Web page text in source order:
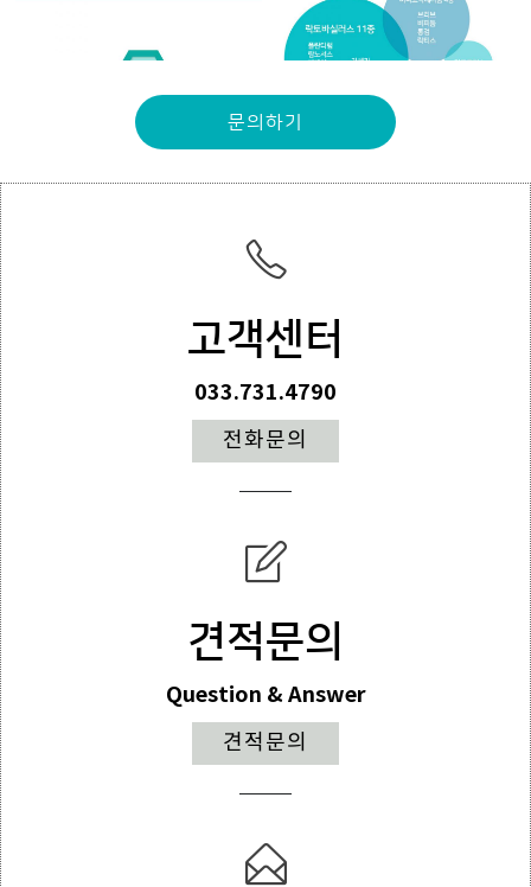
문의하기
고객센터
033.731.4790
전화문의
견적문의
Question & Answer
견적문의